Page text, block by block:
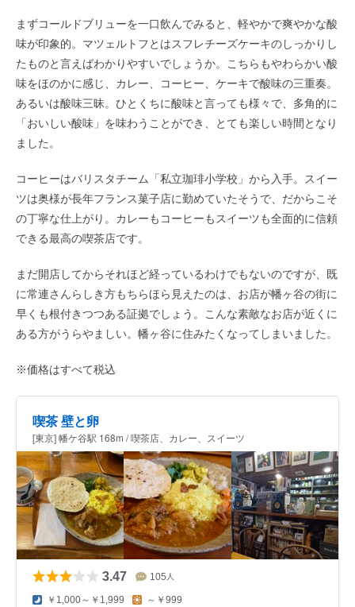
まずコールドブリューを一口飲んでみると、軽やかで爽やかな酸
味が印象的。マツェルトフとはスフレチーズケーキのしっかりし
たものと言えばわかりやすいでしょうか。こちらもやわらかい酸
味をほのかに感じ、カレー、コーヒー、ケーキで酸味の三重奏。
あるいは酸味三昧。ひとくちに酸味と言っても様々で、多角的に
「おいしい酸味」を味わうことができ、とても楽しい時間となり
ました。
コーヒーはバリスタチーム「私立珈琲小学校」から入手。スイー
ツは奥様が長年フランス菓子店に勤めていたそうで、だからこそ
の丁寧な仕上がり。カレーもコーヒーも スイーツも全面的に信頼
できる最高の喫茶店です。
まだ開店してからそれほど経っているわけでもないのですが、既
に常連さんらしき方もちらほら見えたのは、お店が幡ヶ谷の街に
早くも根付きつつある証拠でしょう。こんな素敵なお店が近くに
ある方がうらやましい。幡ヶ谷に住みたくなってしまいました。
※価格はすべて税込
喫茶 壁と卵
[東京] 幡ケ谷駅 168m / 喫茶店、カレー、スイーツ
3.47 105 人
￥1,000～￥1,999 ～￥999